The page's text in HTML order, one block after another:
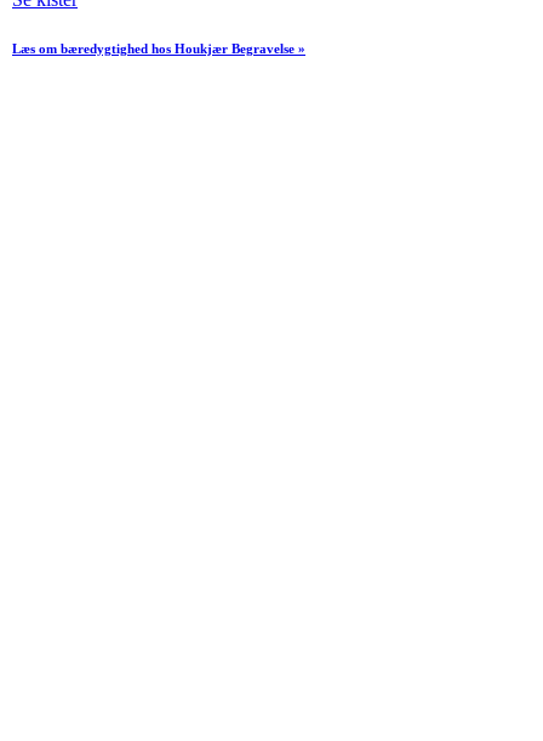
Læs om bæredygtighed hos Houkjær Begravelse »